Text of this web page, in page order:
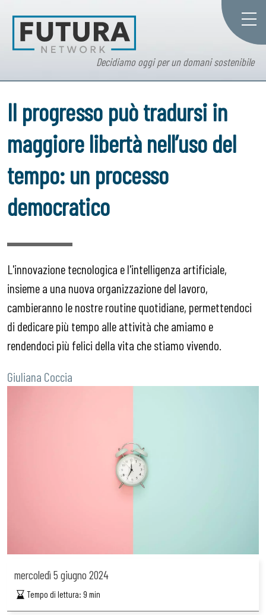
Decidiamo oggi per un domani sostenibile
Il progresso può tradursi in
maggiore libertà nell’uso del
tempo: un processo
democratico
L'innovazione tecnologica e l'intelligenza artificiale,
insieme a una nuova organizzazione del lavoro,
cambieranno le nostre routine quotidiane, permettendoci
di dedicare più tempo alle attività che amiamo e
rendendoci più felici della vita che stiamo vivendo.
Giuliana Coccia
mercoledì 5 giugno 2024
Tempo di lettura:9 min